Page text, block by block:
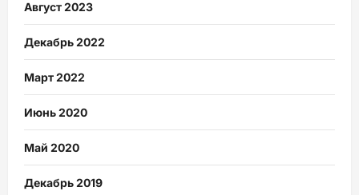
Август 2023
Декабрь 2022
Март 2022
Июнь 2020
Май 2020
Декабрь 2019